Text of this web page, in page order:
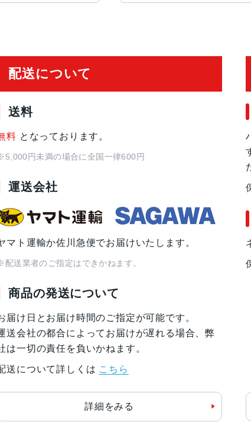
配送について
送料
料 となっております。
円未満の場合に全国一律600円
運送会社
マト運輸か佐川急便でお届けいたします。
配送業者のご指定はできかねます。
商品の発送について
届け日とお届け時間のご指定が可能です。
送会社の都合によってお届けが遅れる場合、弊
は一切の責任を負いかねます。
送について詳しくは こちら
詳細をみる